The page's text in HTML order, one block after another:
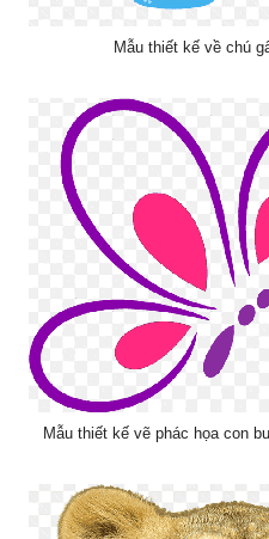
Mẫu thiết kế về chú
Mẫu thiết kế vẽ phác họa con